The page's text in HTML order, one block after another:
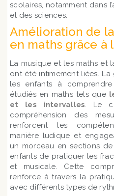
scolaires, notamment dans
et des sciences.
Amélioration de
en maths grâce à
La musique et les maths et
ont été intimement liées.
les enfants à
étudiés en maths tels que
et les intervalles. Le
compréhension des
renforcent les
manière ludique et
un morceau en sections
enfants de pratiquer les
et musicale. Cette
renforce à travers la
avec différents types de